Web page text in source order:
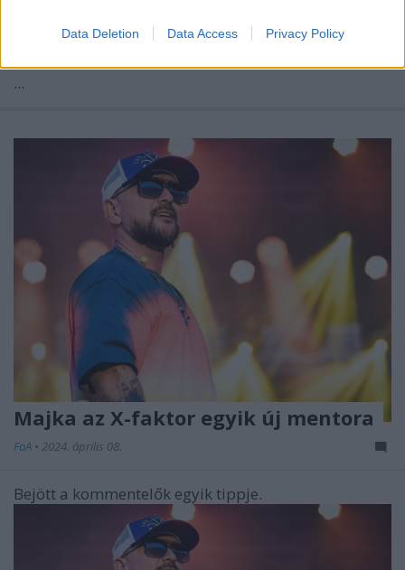
Data Deletion Data Access Privacy Policy
...
Majka az X-faktor egyik új mentora
FoA • 2024. április 08.
Bejött a kommentelők egyik tippje.